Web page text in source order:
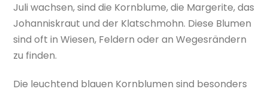
Juli wachsen, sind die Kornblume, die Margerite, das
Johanniskraut und der Klatschmohn. Diese Blumen
sind oft in Wiesen, Feldern oder an Wegesrändern
zu finden.
Die leuchtend blauen Kornblumen sind besonders